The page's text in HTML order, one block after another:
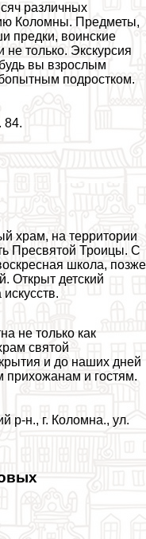
различных
Коломны. Предметы,
предки, воинские
только. Экскурсия
вы взрослым
подростком.
84.
храм, на территории
Пресвятой Троицы. С
школа, позже
Открыт детский
не только как
святой
и до наших дней
прихожанам и гостям.
р-н., г. Коломна., ул.